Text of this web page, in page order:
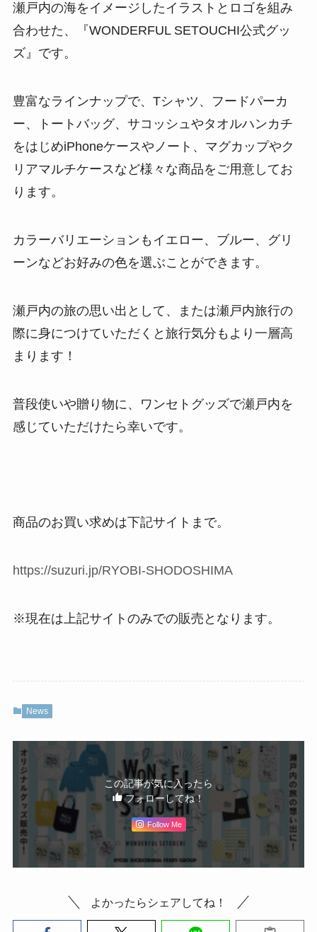
瀬戸内の海をイメージしたイラストとロゴを組み
合わせた、『WONDERFUL SETOUCHI公式グッ
ズ』です。
豊富なラインナップで、Tシャツ、フードパーカ
ー、トートバッグ、サコッシュやタオルハンカチ
をはじめiPhoneケースやノート、マグカップやク
リアマルチケースなど様々な商品をご用意してお
ります。
カラーバリエーションもイエロー、ブルー、グリ
ーンなどお好みの色を選ぶことができます。
瀬戸内の旅の思い出として、または瀬戸内旅行の
際に身につけていただくと旅行気分もより一層高
まります！
普段使いや贈り物に、ワンセトグッズで瀬戸内を
感じていただけたら幸いです。
商品のお買い求めは下記サイトまで。
https://suzuri.jp/RYOBI-SHODOSHIMA
※現在は上記サイトのみでの販売となります。
News
この記事が気に入ったら
フォローしてね！
Follow Me
よかったらシェアしてね！